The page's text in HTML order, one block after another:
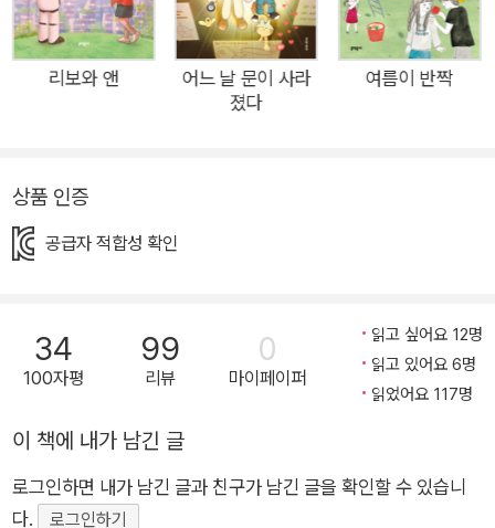
큼이나 찬란한 이야기를 품은 전 우주적 존재들이 등장한다. 그리
고 속삭인다. “온 우주가 네 친구”라고. “너에게 주어진 시간과
기회를 향해 한 발 나아가”라고. 이 다정한 메시지는 작가가 아이
들에게 바치는 연심이다. 고로 이 작품의 골자는 사랑. 우리는 누
머 더 크고 아름다운 세계, 무엇이든 벌어질 수 있는 미지의 공간
이 존재한다는 사실 자체가 가슴 설레었다. 돌이켜 보면 이 설렘
학동네어린이문학상 대상 수상작 『우주의 속삭임』 ◼‘너머’를 탐
색하고 ‘너머’로 기꺼이 뛰어들게 하는 다섯 편의 SF동화 2023
년 12월 세계적 학술지인 네이처가 ‘올해의 과학인’ 중 하나에 챗
GPT를 선정했다. 비인간으로서는 사상 처음이었기에 이 뉴스는
는 상상과 탐구가 필요한 지금, 『우주의 속삭임』은 SF 장르의 임
리보와 앤
어느 날 문이 사라
졌다
여름이 반짝
상품 인증
공급자 적합성 확인
34
100자평
99
리뷰
0
마이페이퍼
읽고 싶어요 12명
읽고 있어요 6명
읽었어요 117명
이 책에 내가 남긴 글
로그인하면 내가 남긴 글과 친구가 남긴 글을 확인할 수 있습니
다.
로그인하기